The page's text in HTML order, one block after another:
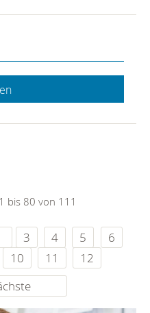
bis 80 von 111
3 4 5
6
10 11
12